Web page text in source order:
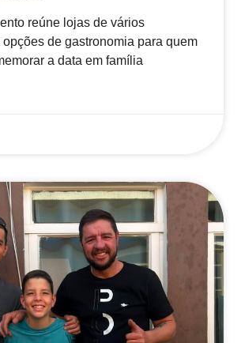
reúne lojas de vários
de gastronomia para quem
a data em família